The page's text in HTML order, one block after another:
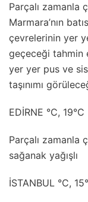
Parçalı zamanla
Marmara’nın
çevrelerinin yer
geçeceği tahmin
yer yer pus ve
taşınımı
EDİRNE °C, 19°C
Parçalı zamanla
sağanak yağışlı
İSTANBUL °C,